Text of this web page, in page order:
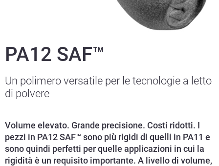
PA12 SAF™
Un polimero versatile per le tecnologie a letto
di polvere
Volume elevato. Grande precisione. Costi ridotti. I
pezzi in PA12 SAF™ sono più rigidi di quelli in PA11 e
sono quindi perfetti per quelle applicazioni in cui la
rigidità è un requisito importante. A livello di volume,